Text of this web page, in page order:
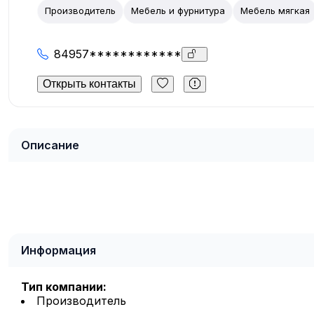
Производитель Мебель и фурнитура Мебель мягкая
84957************
Открыть контакты
Описание
Информация
Тип компании:
Производитель